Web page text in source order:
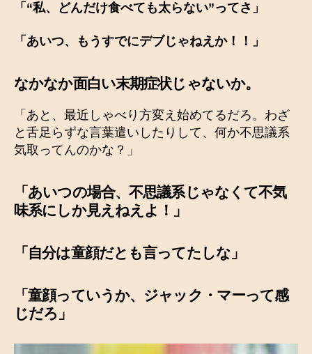
「“私、どんだけ食べても太らない”ってさ」
「あいつ、もうすでにデブじゃねえか！！」
なかなか面白い末期症状じゃないか。
「あと、最近しゃべり方変え始めてるだろ。わざ
と舌足らずな言葉遣いしたりして、何か不思議系
気取ってんのかな？」
「あいつの場合、不思議系じゃなくて不気
味系にしか見えねえよ！
」
「自分は童顔だとも言ってたしな」
「童顔っていうか、ジャック・マーって感
じだろ」